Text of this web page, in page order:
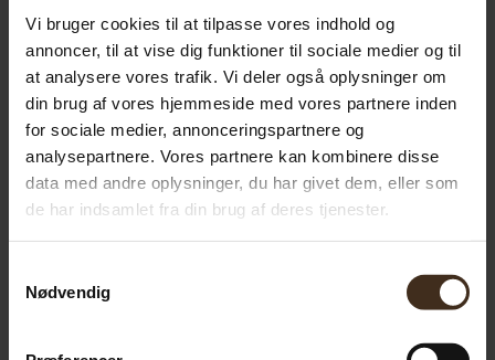
Vi bruger cookies til at tilpasse vores indhold og
annoncer, til at vise dig funktioner til sociale medier og til
at analysere vores trafik. Vi deler også oplysninger om
din brug af vores hjemmeside med vores partnere inden
for sociale medier, annonceringspartnere og
analysepartnere. Vores partnere kan kombinere disse
data med andre oplysninger, du har givet dem, eller som
de har indsamlet fra din brug af deres tjenester.
Nødvendig